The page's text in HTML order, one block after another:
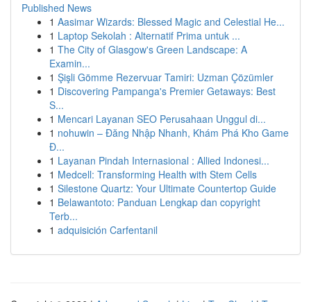
Published News
1 Aasimar Wizards: Blessed Magic and Celestial He...
1 Laptop Sekolah : Alternatif Prima untuk ...
1 The City of Glasgow's Green Landscape: A
Examin...
1 Şişli Gömme Rezervuar Tamiri: Uzman Çözümler
1 Discovering Pampanga's Premier Getaways: Best
S...
1 Mencari Layanan SEO Perusahaan Unggul di...
1 nohuwin – Đăng Nhập Nhanh, Khám Phá Kho Game
Đ...
1 Layanan Pindah Internasional : Allied Indonesi...
1 Medcell: Transforming Health with Stem Cells
1 Silestone Quartz: Your Ultimate Countertop Guide
1 Belawantoto: Panduan Lengkap dan copyright
Terb...
1 adquisición Carfentanil